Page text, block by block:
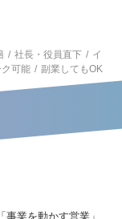
社長・役員直下
イ
ク可能 副業してもOK
事業を動かす営業」